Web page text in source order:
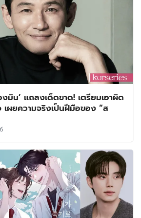
มิน’ แถลงเด็ดขาด! เตรียมเอาผิด
เผยความจริงเป็นฝีมือของ “ส